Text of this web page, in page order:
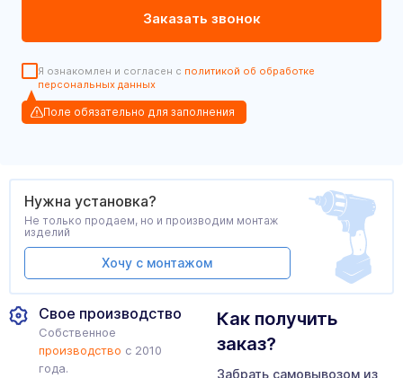
Я ознакомлен и согласен с политикой об обработке
персональных данных
Поле обязательно для заполнения
Свое производство
Собственное
производство с 2010
года.
Как получить
заказ?
Забрать самовывозом из
Нужна установка?
Не только продаем, но и производим монтаж
изделий
Хочу с монтажом